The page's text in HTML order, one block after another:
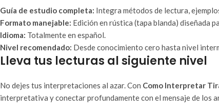
Guía de estudio completa: Integra métodos de lectura,
Formato manejable: Edición en rústica (tapa blanda) diseñada
Idioma: Totalmente en español.
Nivel recomendado: Desde conocimiento cero hasta nivel
Lleva tus lecturas al siguiente nivel
No dejes tus interpretaciones al azar. Con Como Interpretar
interpretativa y conectar profundamente con el mensaje de los